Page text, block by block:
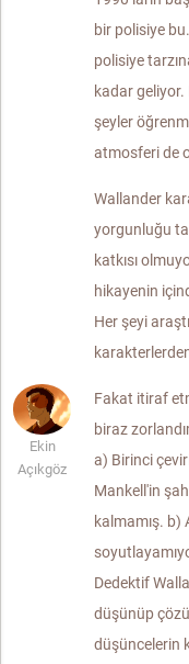
Ekin
Açıkgöz
bir polisiye
polisiye
kadar geliyor.
şeyler
atmosferi de
Wallander
yorgunluğu
katkısı
hikayenin
Her şeyi
Fakat itiraf
biraz
a) Birinci
Mankell'in
kalmamış.
Dedektif
düşünüp
düşüncelerin